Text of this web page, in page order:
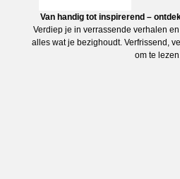
Van handig tot inspirerend –
Verdiep je in verrassende verhalen
alles wat je bezighoudt. Verfrissend,
om te